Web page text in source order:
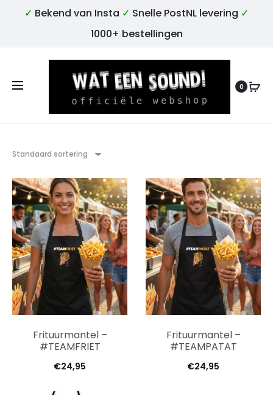
✓ Bekend van Insta ✓ Snelle PostNL levering ✓
1000+ bestellingen
0
Standaard sortering
Frituurmantel –
#TEAMFRIET
€24,95
Frituurmantel –
#TEAMPATAT
€24,95